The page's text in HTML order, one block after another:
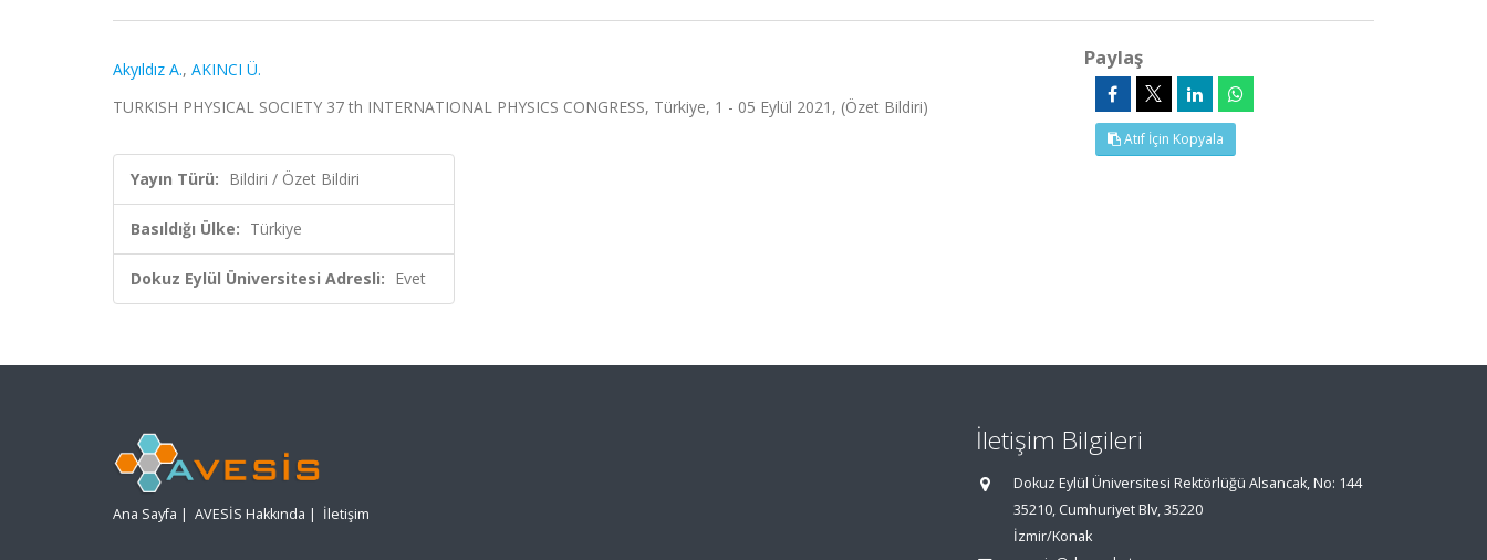
Akyıldız A., AKINCI Ü.
TURKISH PHYSICAL SOCIETY 37 th INTERNATIONAL PHYSICS CONGRESS, Türkiye, 1 - 05 Eylül 2021, (Özet Bildiri)
Yayın Türü: Bildiri / Özet Bildiri
Basıldığı Ülke: Türkiye
Dokuz Eylül Üniversitesi Adresli: Evet
Paylaş
Atıf İçin Kopyala
Ana Sayfa | AVESİS Hakkında | İletişim
İletişim Bilgileri
Dokuz Eylül Üniversitesi Rektörlüğü Alsancak, No: 144
35210, Cumhuriyet Blv, 35220
İzmir/Konak